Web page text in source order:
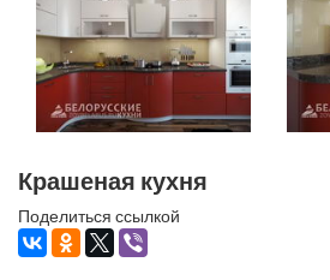
Крашеная кухня
Поделиться ссылкой